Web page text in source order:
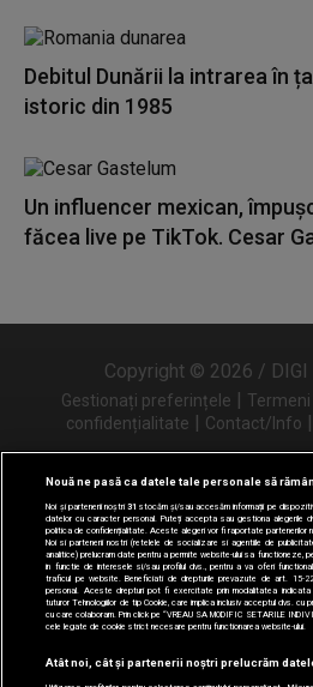
Debitul Dunării la intrarea în
istoric din 1985
Un influencer mexican,
făcea live pe TikTok. Cesar
Copyright © 2026 / DIGI
Gestionați preferințele |
confidențialitate | Contact/Info |
Urmărește-ne
Nouă ne pasă ca datele tale personale să
Noi și partenerii noștri31 stocăm și/sau accesăm informații pe
datelor cu caracter personal. Puteți accepta sau gestiona alegerile
politica de confidențialitate. Aceste alegeri vor fi raportate partenerilor
Noi si partenerii nostri (retelele de socializare si agentiile de
analitice) prelucram date pentru a permite website-ului sa functioneze,
in functie de interesele si/sau profilul dvs., pentru a va oferi
traficul pe website. Beneficiati de drepturile prevazute de art. 15-
personal. Aceste drepturi pot fi exercitate prin modalitatea indicata
tuturor Tehnologiilor de tip Cookie, care implica inclusiv acceptul dvs.
cu care colaboram. Prin click pe “VREAU SA MODIFIC SETARILE
cele legate de cookie strict necesare pentru functionarea website-ului.
Atât noi, cât și partenerii noștri prelucrăm